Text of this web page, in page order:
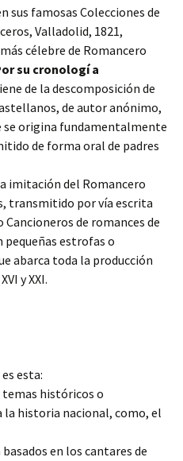
sus famosas Colecciones de
Valladolid, 1821,
célebre de Romancero
su cronologí a
de la descomposición de
de autor anónimo,
se origina fundamentalmente
de forma oral de padres
imitación del Romancero
transmitido por vía escrita
de romances de
pequeñas estrofas o
abarca toda la producción
y XXI.
esta:
históricos o
historia nacional, como, el
en los cantares de